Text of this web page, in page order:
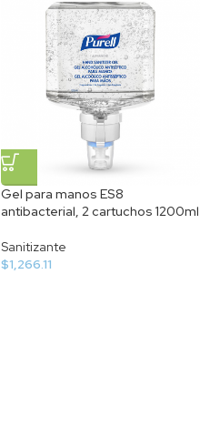
Gel para manos ES8
antibacterial, 2 cartuchos 1200ml
Sanitizante
$1,266.11